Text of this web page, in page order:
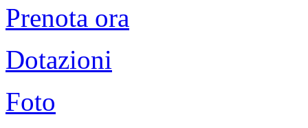
Prenota ora
Dotazioni
Foto